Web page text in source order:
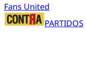
Fans United
PARTIDOS